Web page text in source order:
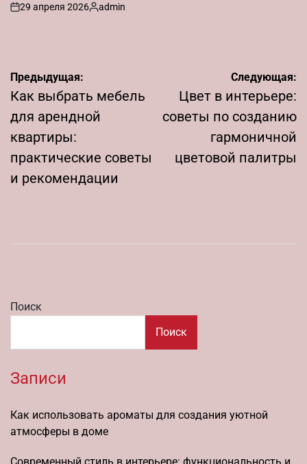
on
29 апреля 2026
Запись
admin
Навигация
по
записям
Предыдущая:
Как выбрать мебель
для арендной
квартиры:
практические советы
и рекомендации
Следующая:
Цвет в интерьере:
советы по созданию
гармоничной
цветовой палитры
Поиск
Поиск
Записи
Как использовать ароматы для создания уютной
атмосферы в доме
Современный стиль в интерьере: функциональность и